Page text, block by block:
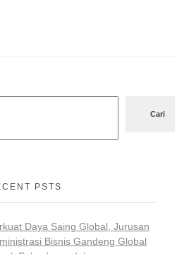
Cari
PSTS
Daya Saing Global, Jurusan
Bisnis Gandeng Global